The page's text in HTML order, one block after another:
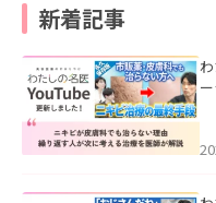
新着記事